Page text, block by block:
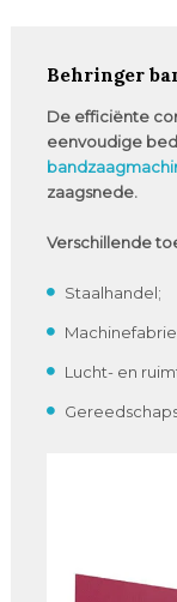
Behringer
De efficiënte
eenvoudige
zaagsnede.
Verschillende
Staalhandel;
Lucht- en